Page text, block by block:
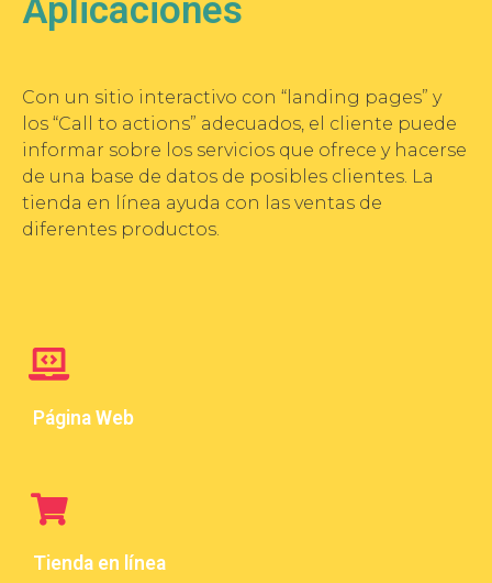
Aplicaciones
Con un sitio interactivo con “landing pages” y
los “Call to actions” adecuados, el cliente puede
informar sobre los servicios que ofrece y hacerse
de una base de datos de posibles clientes. La
tienda en línea ayuda con las ventas de
diferentes productos.
Página Web
Tienda en línea